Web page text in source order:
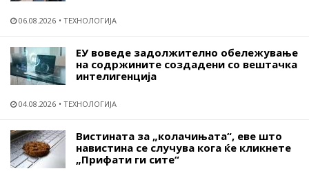
06.08.2026 ТЕХНОЛОГИЈА
ЕУ воведе задолжително обележување
на содржините создадени со вештачка
интелигенција
04.08.2026 ТЕХНОЛОГИЈА
Вистината за „колачињата“, еве што
навистина се случува кога ќе кликнете
„Прифати ги сите“